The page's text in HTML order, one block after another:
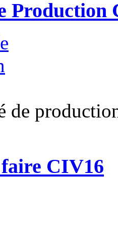
Production
de
CIV16